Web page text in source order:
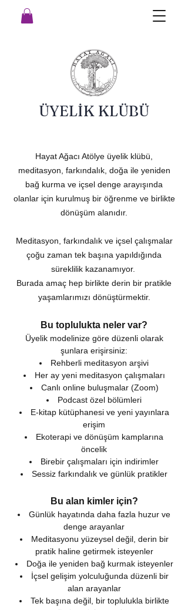
ÜYELİK KLÜBÜ
Hayat Ağacı Atölye üyelik klübü,
meditasyon, farkındalık, doğa ile yeniden
bağ kurma ve içsel denge arayışında
olanlar için kurulmuş bir öğrenme ve birlikte
dönüşüm alanıdır.
Meditasyon, farkındalık ve içsel çalışmalar
çoğu zaman tek başına yapıldığında
süreklilik kazanamıyor.
Burada amaç hep birlikte derin bir pratikle
yaşamlarımızı dönüştürmektir.
Bu toplulukta neler var?
Üyelik modelinize göre düzenli olarak
şunlara erişirsiniz:
Rehberli meditasyon arşivi
Her ay yeni meditasyon çalışmaları
Canlı online buluşmalar (Zoom)
Podcast özel bölümleri
E-kitap kütüphanesi ve yeni yayınlara
erişim
Ekoterapi ve dönüşüm kamplarına
öncelik
Birebir çalışmaları için indirimler
Sessiz farkındalık ve günlük pratikler
Bu alan kimler için?
Günlük hayatında daha fazla huzur ve
denge arayanlar
Meditasyonu yüzeysel değil, derin bir
pratik haline getirmek isteyenler
Doğa ile yeniden bağ kurmak isteyenler
İçsel gelişim yolculuğunda düzenli bir
alan arayanlar
Tek başına değil, bir toplulukla birlikte